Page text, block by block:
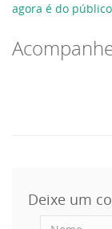
agora é do público
Deixe um